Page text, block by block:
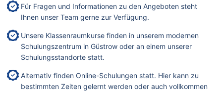
Für Fragen und Informationen zu den Angeboten steht
Ihnen unser Team gerne zur Verfügung.
Unsere Klassenraumkurse finden in unserem modernen
Schulungszentrum in Güstrow oder an einem unserer
Schulungsstandorte statt.
Alternativ finden Online-Schulungen statt. Hier kann zu
bestimmten Zeiten gelernt werden oder auch vollkommen